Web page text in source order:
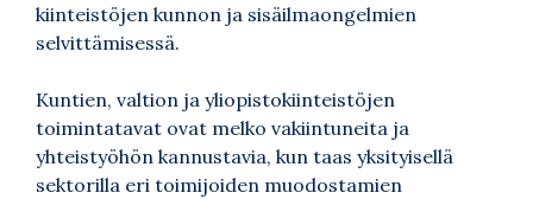
kiinteistöjen kunnon ja sisäilmaongelmien
selvittämisessä.
Kuntien, valtion ja yliopistokiinteistöjen
toimintatavat ovat melko vakiintuneita ja
yhteistyöhön kannustavia, kun taas yksityisellä
sektorilla eri toimijoiden muodostamien